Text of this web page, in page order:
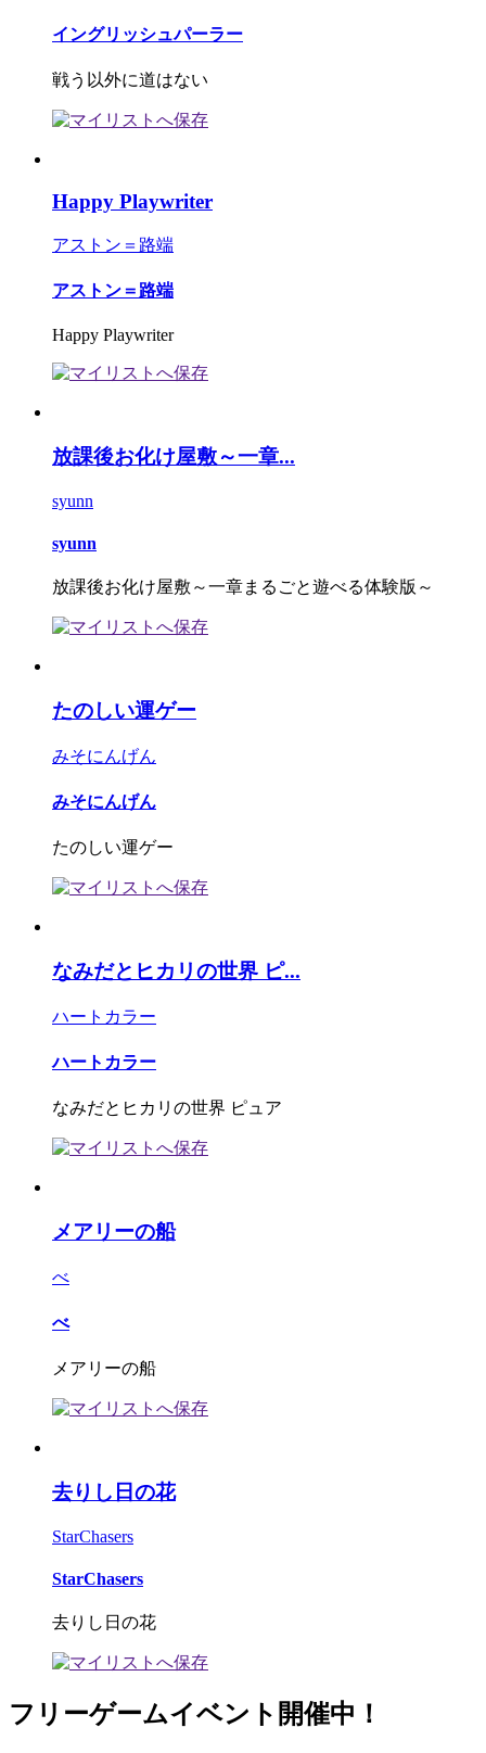
イングリッシュパーラー
戦う以外に道はない
Happy Playwriter
アストン＝路端
アストン＝路端
Happy Playwriter
放課後お化け屋敷～一章...
syunn
syunn
放課後お化け屋敷～一章まるごと遊べる体験版～
たのしい運ゲー
みそにんげん
みそにんげん
たのしい運ゲー
なみだとヒカリの世界 ピ...
ハートカラー
ハートカラー
なみだとヒカリの世界 ピュア
メアリーの船
べ
べ
メアリーの船
去りし日の花
StarChasers
StarChasers
去りし日の花
フリーゲームイベント開催中！